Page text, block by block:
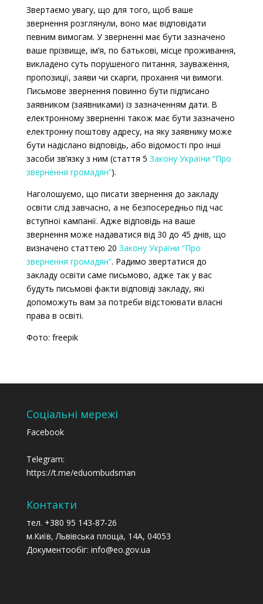
Звертаємо увагу, що для того, щоб ваше
звернення розглянули, воно має відповідати
певним вимогам. У зверненні має бути зазначено
ваше прізвище, ім’я, по батькові, місце проживання,
викладено суть порушеного питання, зауваження,
пропозиції, заяви чи скарги, прохання чи вимоги.
Письмове звернення повинно бути підписано
заявником (заявниками) із зазначенням дати. В
електронному зверненні також має бути зазначено
електронну поштову адресу, на яку заявнику може
бути надіслано відповідь, або відомості про інші
засоби зв’язку з ним (стаття 5 Закону України “Про
звернення громадян”).
Наголошуємо, що писати звернення до закладу
освіти слід завчасно, а не безпосередньо під час
вступної кампанії. Адже відповідь на ваше
звернення може надаватися від 30 до 45 днів, що
визначено статтею 20 Закону України “Про
звернення громадян”. Радимо звертатися до
закладу освіти саме письмово, адже так у вас
будуть письмові факти відповіді закладу, які
допоможуть вам за потреби відстоювати власні
права в освіті.
Фото: freepik
Соціальні мережі
Facebook
Telegram:
https://t.me/eduombudsman
Контакти
тел. +380 95 143-87-26
м.Київ, Львівська площа, 14А, 04053
Документообіг: info@eo.gov.ua